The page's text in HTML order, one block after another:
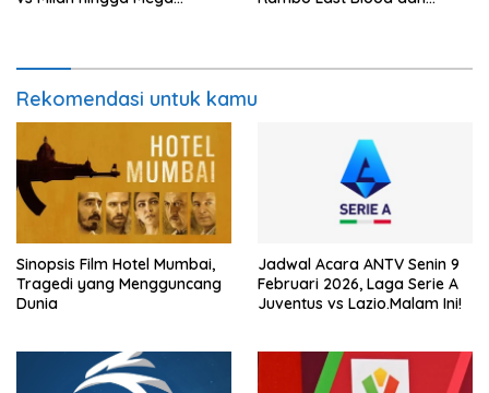
Rekomendasi untuk kamu
Sinopsis Film Hotel Mumbai,
Tragedi yang Mengguncang
Dunia
Jadwal Acara ANTV Senin 9
Februari 2026, Laga Serie A
Juventus vs Lazio.Malam Ini!